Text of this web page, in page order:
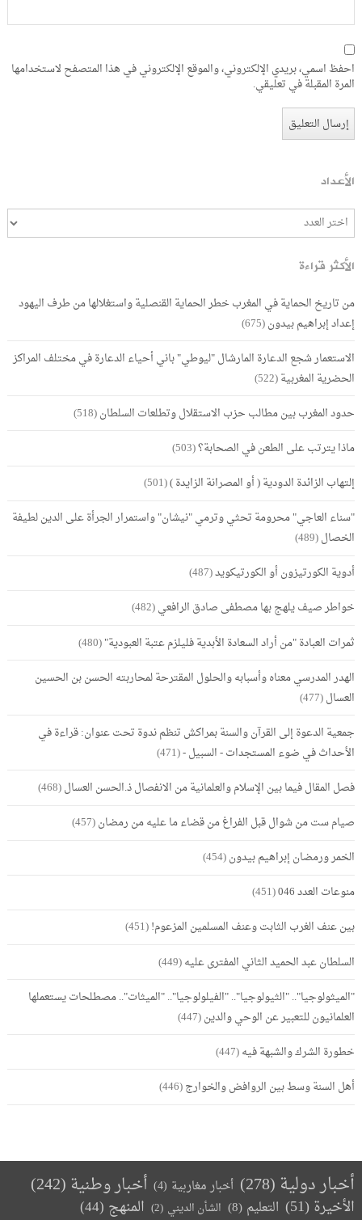
احفظ اسمي، بريدي الإلكتروني، والموقع الإلكتروني في هذا المتصفح لاستخدامها
المرة المقبلة في تعليقي.
الأعداد
الأكثر قراءة
من تاريخ الحماية في المغرب خطر الحماية القنصلية واستغلالها من طرف اليهود
إعداد إبراهيم بيدون(675)
الاستعمار شجع الدعارة المارشال "ليوطي" باني أحياء الدعارة في مختلف المراكز
الحضرية المغربية(522)
حدود المغرب بين مطالب حزب الاستقلال وتطلعات السلطان(518)
ماذا يترتب على الطعن في الصحابة؟(503)
إلتهاب الزائدة الدودية ( أو المصرانة الزايدة )(501)
"سناء العاجي" محرومة تحثي وترمي "نيشان" واستمرار الجرأة على الدين لطيفة
الخصال(489)
أدوية الكورتيزون أو الكورتيكويد(487)
خواطر صيف يلهج بها مصطفى صادق الرافعي(482)
ثمرات العبادة "من أراد السعادة الأبدية فليلزم عتبة العبودية"(480)
الهدر المدرسي معناه وأسبابه والحلول المقترحة لمحاربته الحسن بن الحسين
العسال(477)
جمعية الدعوة إلى القرآن والسنة بمراكش تنظم ندوة تحت عنوان: قراءة في
الأحداث في ضوء المستجدات - السبيل -(471)
فصل المقال فيما بين الإسلام والعلمانية من الانفصال ذ.الحسن العسال(468)
صيام ست من شوال قبل الفراغ من قضاء ما عليه من رمضان(457)
الخمر ورمضان إبراهيم بيدون(454)
منوعات العدد 046
(451)
بين عنف الغرب الثابت وعنف المسلمين المزعوم!(451)
السلطان عبد الحميد الثاني المفترى عليه(449)
"الميثولوجيا".. "الثيولوجيا".. "الفيلولوجيا".. "الميثات".. مصطلحات يستعملها
العلمانيون للتعبير عن الوحي والدين(447)
خطورة الشرك والشبهة فيه(447)
أهل السنة وسط بين الروافض والخوارج(446)
أخبار دولية (278) أخبار مغاربية (4) أخبار وطنية(242)
الأخيرة (51) التعليم (8) الشأن الديني (2) المنهج (44)